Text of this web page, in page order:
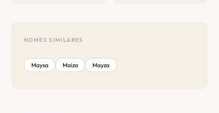
NOMES SIMILARES
Maysa Maiza Mayza